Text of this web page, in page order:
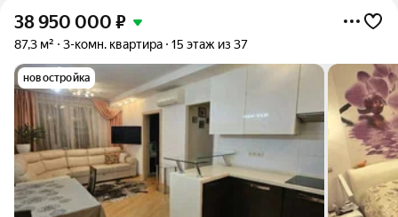
38 950 000 ₽
87,3 м² 3-комн. квартира 15 этаж из 37
новостройка